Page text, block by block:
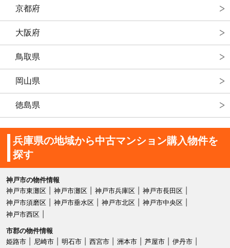
京都府
大阪府
鳥取県
岡山県
徳島県
兵庫県の地域から中古マンション購入物件を
探す
神戸市の物件情報
神戸市東灘区
神戸市灘区 神戸市兵庫区
神戸市長田区
神戸市須磨区
神戸市垂水区 神戸市北区
神戸市中央区
神戸市西区
市郡の物件情報
姫路市
尼崎市 明石市 西宮市 洲本市 芦屋市
伊丹市